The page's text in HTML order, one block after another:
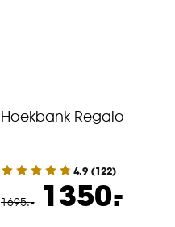
Hoekbank Regalo
4.9 (122)
1695.- 1350.
-